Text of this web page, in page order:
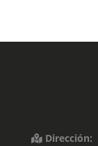
Dirección: